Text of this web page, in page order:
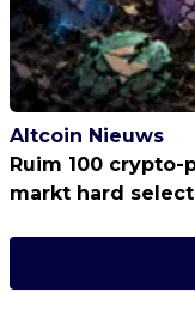
Altcoin Nieuws
Ruim 100
markt hard